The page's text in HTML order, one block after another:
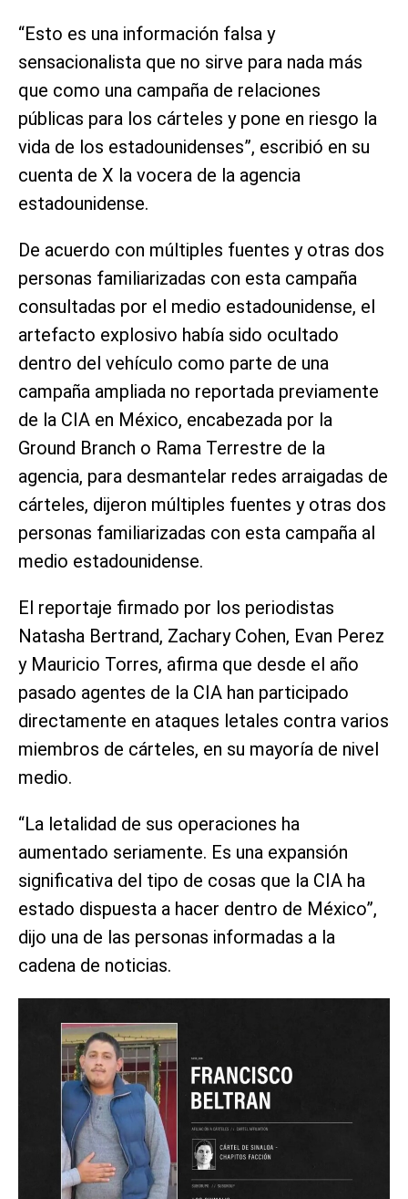
“Esto es una información falsa y
sensacionalista que no sirve para nada más
que como una campaña de relaciones
públicas para los cárteles y pone en riesgo la
vida de los estadounidenses”, escribió en su
cuenta de X la vocera de la agencia
estadounidense.
De acuerdo con múltiples fuentes y otras dos
personas familiarizadas con esta campaña
consultadas por el medio estadounidense, el
artefacto explosivo había sido ocultado
dentro del vehículo como parte de una
campaña ampliada no reportada previamente
de la CIA en México, encabezada por la
Ground Branch o Rama Terrestre de la
agencia, para desmantelar redes arraigadas de
cárteles, dijeron múltiples fuentes y otras dos
personas familiarizadas con esta campaña al
medio estadounidense.
El reportaje firmado por los periodistas
Natasha Bertrand, Zachary Cohen, Evan Perez
y Mauricio Torres, afirma que desde el año
pasado agentes de la CIA han participado
directamente en ataques letales contra varios
miembros de cárteles, en su mayoría de nivel
medio.
“La letalidad de sus operaciones ha
aumentado seriamente. Es una expansión
significativa del tipo de cosas que la CIA ha
estado dispuesta a hacer dentro de México”,
dijo una de las personas informadas a la
cadena de noticias.